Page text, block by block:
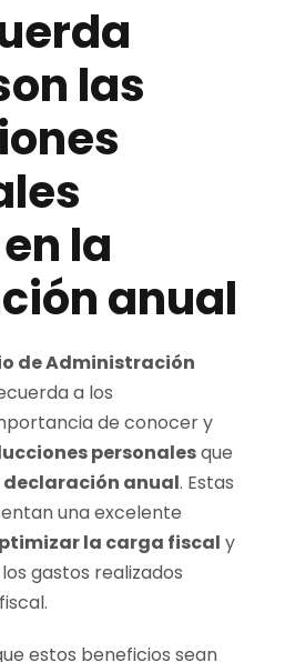
las
la
anual
de Administración
a los
de conocer y
personalesque
declaración anual. Estas
una excelente
la carga fiscal y
gastos realizados
estos beneficios sean